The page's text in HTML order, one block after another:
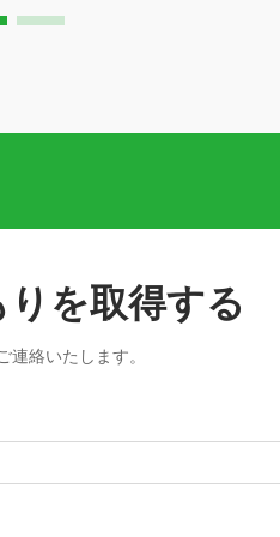
を取得する
連絡いたします。